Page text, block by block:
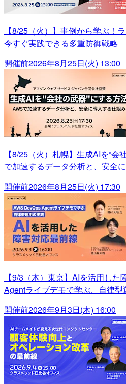
【8/25（火）】事例から学ぶ！
今すぐ実践できる多重防御戦略
開催前2026年8月25日(火) 13:00
【8/25（火）札幌】生成AIを“会
で加速するデータ分析と、安全
開催前2026年8月25日(火) 17:30
【9/3（木）東京】AIを活用し
Agentライブデモで学ぶ、自律型
開催前2026年9月3日(木) 16:00